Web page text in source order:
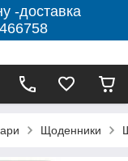
-доставка
Щоденники